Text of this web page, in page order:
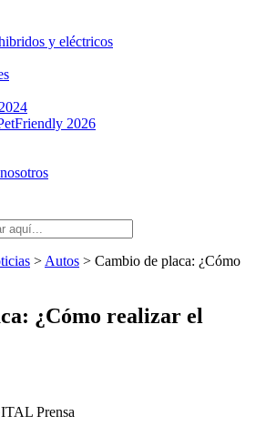
y eléctricos
2026
> Autos > Cambio de placa: ¿Cómo
¿Cómo realizar el
Prensa